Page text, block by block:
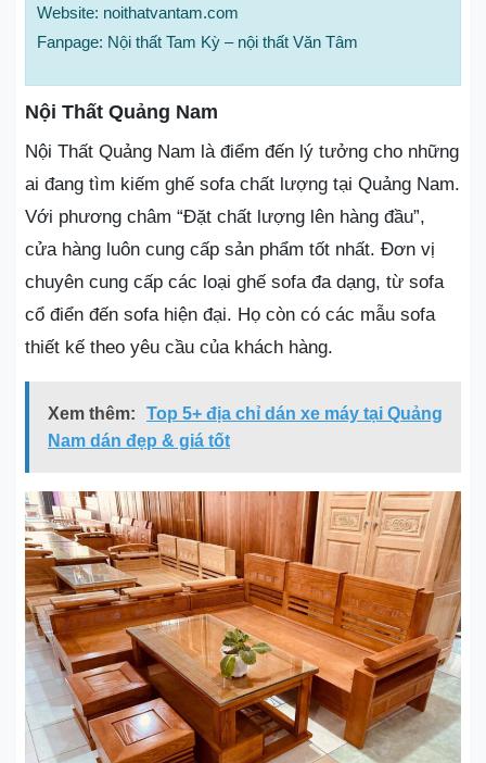
Website: noithatvantam.com
Fanpage: Nội thất Tam Kỳ – nội thất Văn Tâm
Nội Thất Quảng Nam
Nội Thất Quảng Nam là điểm đến lý tưởng cho những
ai đang tìm kiếm ghế sofa chất lượng tại Quảng Nam.
Với phương châm “Đặt chất lượng lên hàng đầu”,
cửa hàng luôn cung cấp sản phẩm tốt nhất. Đơn vị
chuyên cung cấp các loại ghế sofa đa dạng, từ sofa
cổ điển đến sofa hiện đại. Họ còn có các mẫu sofa
thiết kế theo yêu cầu của khách hàng.
Xem thêm:
Top 5+ địa chỉ dán xe máy tại Quảng
Nam dán đẹp & giá tốt